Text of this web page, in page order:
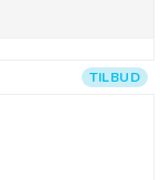
TILBUD